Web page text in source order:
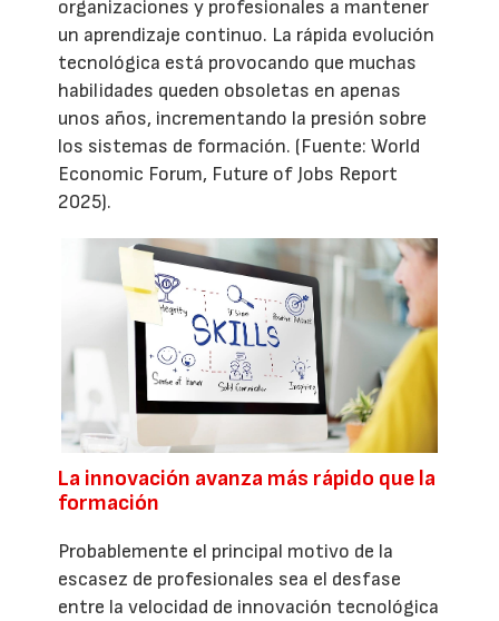
organizaciones y profesionales a mantener
un aprendizaje continuo. La rápida evolución
tecnológica está provocando que muchas
habilidades queden obsoletas en apenas
unos años, incrementando la presión sobre
los sistemas de formación. (Fuente: World
Economic Forum, Future of Jobs Report
2025).
La innovación avanza más rápido que la
formación
Probablemente el principal motivo de la
escasez de profesionales sea el desfase
entre la velocidad de innovación tecnológica